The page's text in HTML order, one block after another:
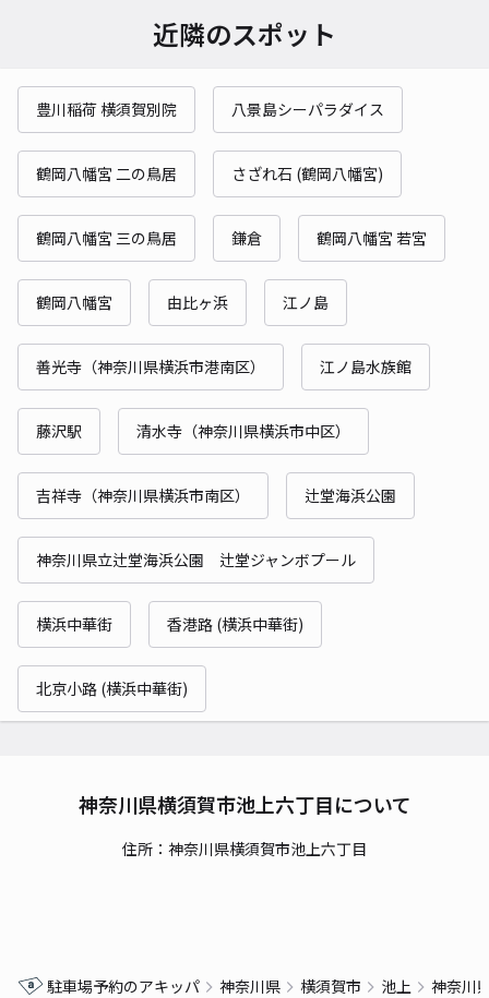
近隣のスポット
豊川稲荷 横須賀別院 八景島シーパラダイス
鶴岡八幡宮 二の鳥居 さざれ石 (鶴岡八幡宮)
鶴岡八幡宮 三の鳥居 鎌倉 鶴岡八幡宮 若宮
鶴岡八幡宮 由比ヶ浜 江ノ島
善光寺（神奈川県横浜市港南区） 江ノ島水族館
藤沢駅 清水寺（神奈川県横浜市中区）
吉祥寺（神奈川県横浜市南区） 辻堂海浜公園
神奈川県立辻堂海浜公園 辻堂ジャンボプール
横浜中華街 香港路 (横浜中華街)
北京小路 (横浜中華街)
神奈川県横須賀市池上六丁目について
住所：神奈川県横須賀市池上六丁目
駐車場予約のアキッパ 神奈川県 横須賀市 池上 神奈川